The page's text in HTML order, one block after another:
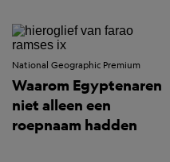
National Geographic Premium
Waarom Egyptenaren
niet alleen een
roepnaam hadden